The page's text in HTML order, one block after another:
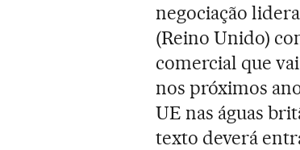
negociação
(Reino Unido)
comercial que
nos próximos
UE nas águas
texto deverá